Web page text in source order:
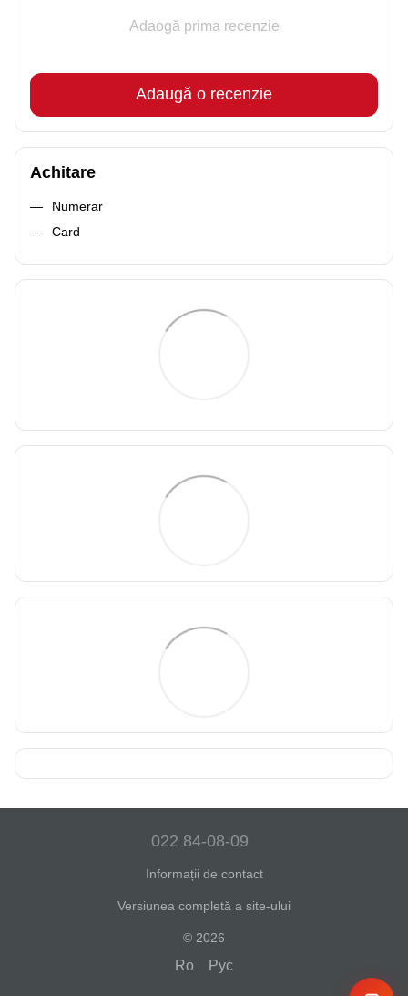
Adaogă prima recenzie
Adaugă o recenzie
Achitare
Numerar
Card
022 84-08-09
Informații de contact
Versiunea completă a site-ului
© 2026
Ro Рус